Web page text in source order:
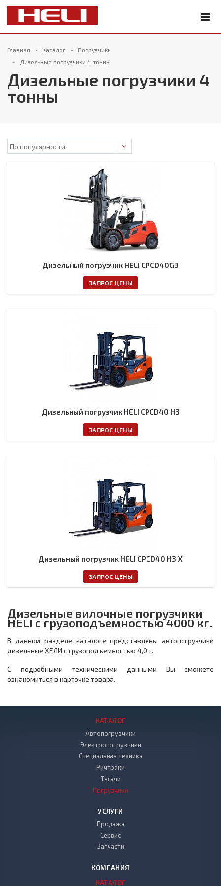
Главная Каталог
Погрузчики
Дизельные погрузчики 4 тонны
Дизельные погрузчики 4
тонны
Дизельный погрузчик HELI CPCD40G3
ЗАПРОС ЦЕНЫ
Дизельный погрузчик HELI CPCD40 H3
ЗАПРОС ЦЕНЫ
Дизельный погрузчик HELI CPCD40 H3 X
ЗАПРОС ЦЕНЫ
Дизельные вилочные погрузчики
HELI с грузоподъемностью 4000 кг.
В данном разделе каталоге представлены автопогрузчики
дизельные ХЕЛИ с грузоподъемностью 4,0 т.
С подробными техническими данными Вы сможете
ознакомиться в карточке товара.
КАТАЛОГ
Автопогрузчики
Электропогрузчики
Специальная техника
Ричтраки
Тягачи
Погрузчики
УСЛУГИ
Продажа
Сервис
Запчасти
КОМПАНИЯ
КАТАЛОГ